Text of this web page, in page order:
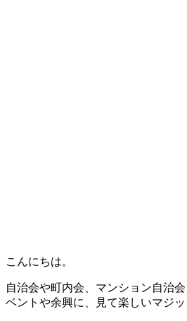
こんにちは。
自治会や町内会、マンション自治
ベントや余興に、見て楽しいマジッ